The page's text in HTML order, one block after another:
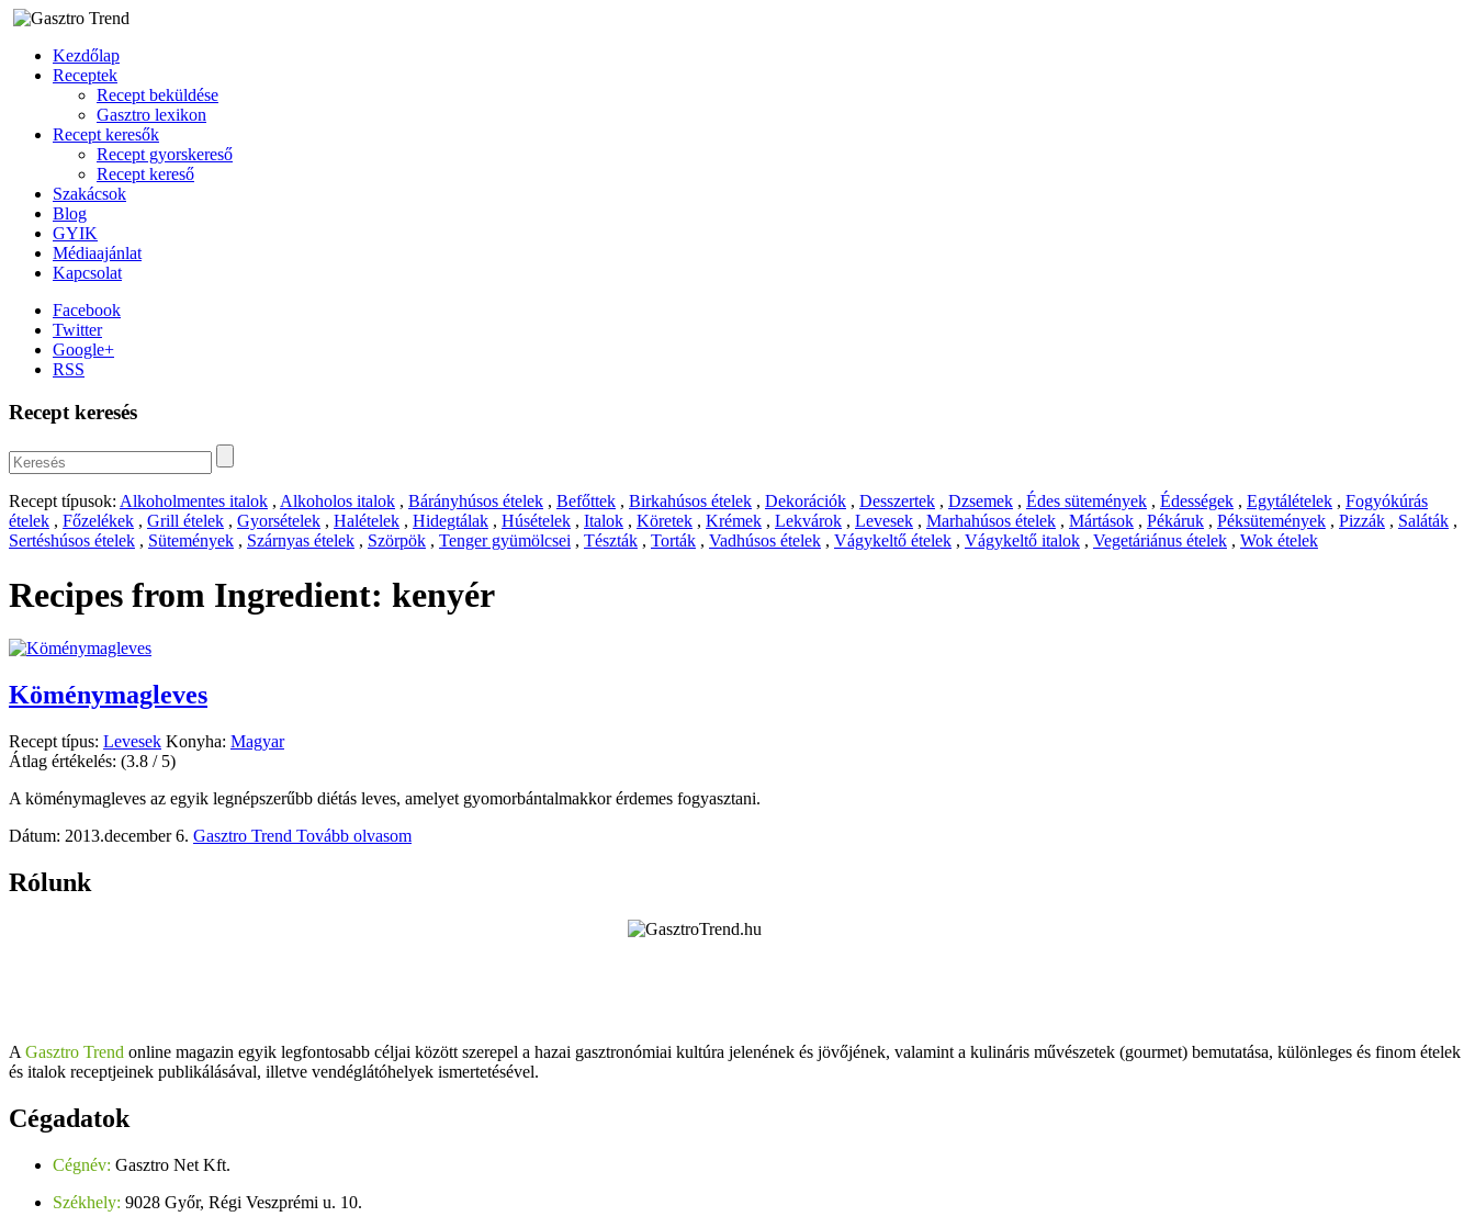
Kezdőlap
Receptek
Recept beküldése
Gasztro lexikon
Recept keresők
Recept gyorskereső
Recept kereső
Szakácsok
Blog
GYIK
Médiaajánlat
Kapcsolat
Facebook
Twitter
Google+
RSS
Recept keresés
Recept típusok: Alkoholmentes italok , Alkoholos italok , Bárányhúsos ételek , Befőttek , Birkahúsos ételek , Dekorációk , Desszertek , Dzsemek , Édes sütemények , Édességek , Egytálételek , Fogyókúrás
ételek , Főzelékek , Grill ételek , Gyorsételek , Halételek , Hidegtálak , Húsételek , Italok , Köretek , Krémek , Lekvárok , Levesek , Marhahúsos ételek , Mártások , Pékáruk , Péksütemények , Pizzák , Saláták ,
Sertéshúsos ételek , Sütemények , Szárnyas ételek , Szörpök , Tenger gyümölcsei , Tészták , Torták , Vadhúsos ételek , Vágykeltő ételek , Vágykeltő italok , Vegetáriánus ételek , Wok ételek
Recipes from Ingredient: kenyér
Köménymagleves
Recept típus: Levesek Konyha: Magyar
Átlag értékelés: (3.8 / 5)
A köménymagleves az egyik legnépszerűbb diétás leves, amelyet gyomorbántalmakkor érdemes fogyasztani.
Dátum: 2013.december 6. Gasztro Trend Tovább olvasom
Rólunk
A Gasztro Trend online magazin egyik legfontosabb céljai között szerepel a hazai gasztronómiai kultúra jelenének és jövőjének, valamint a kulináris művészetek (gourmet) bemutatása, különleges és finom ételek
és italok receptjeinek publikálásával, illetve vendéglátóhelyek ismertetésével.
Cégadatok
Cégnév: Gasztro Net Kft.
Székhely: 9028 Győr, Régi Veszprémi u. 10.